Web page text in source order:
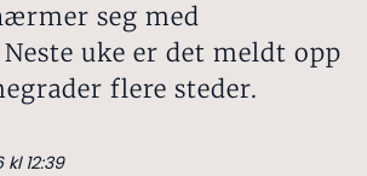
seg med
uke er det meldt opp
flere steder.
12:39